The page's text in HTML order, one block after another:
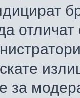
за